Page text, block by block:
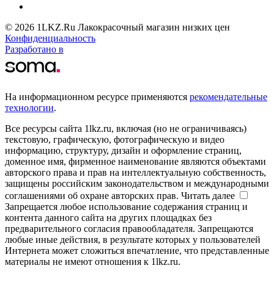
© 2026 1LKZ.Ru Лакокрасочный магазин низких цен
Конфиденциальность
Разработано в
На информационном ресурсе применяются рекомендательные
технологии.
Все ресурсы сайта 1lkz.ru, включая (но не ограничиваясь)
текстовую, графическую, фотографическую и видео
информацию, структуру, дизайн и оформление страниц,
доменное имя, фирменное наименование являются объектами
авторского права и прав на интеллектуальную собственность,
защищены российским законодательством и международными
соглашениями об охране авторских прав. Читать далее
Запрещается любое использование содержания страниц и
контента данного сайта на других площадках без
предварительного согласия правообладателя. Запрещаются
любые иные действия, в результате которых у пользователей
Интернета может сложиться впечатление, что представленные
материалы не имеют отношения к 1lkz.ru.